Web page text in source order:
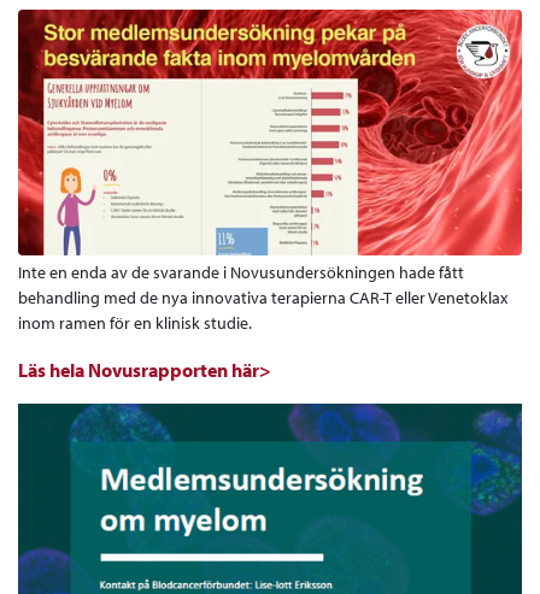
Inte en enda av de svarande i Novusundersökningen hade fått
behandling med de nya innovativa terapierna CAR-T eller Venetoklax
inom ramen för en klinisk studie.
Läs hela Novusrapporten här>